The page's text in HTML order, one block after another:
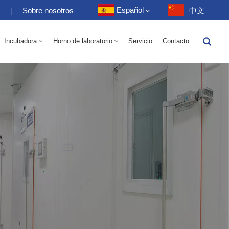
| Sobre nosotros Español
Français
Português
中文
Incubadora Horno de laboratorio Servicio Contacto